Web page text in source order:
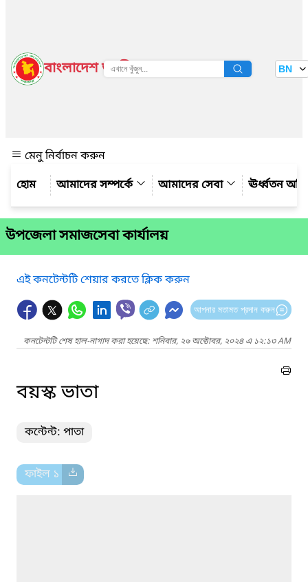
বাংলাদেশ জাতীয় তথ্য বাতায়ন BN
মেনু নির্বাচন করুন
আমাদের সম্পর্কে
আমাদের সেবা ঊর্ধ্বতন
উপজেলা সমাজসেবা কার্যালয়
এই কনটেন্টটি শেয়ার করতে ক্লিক করুন
আপনার মতামত প্রদান করুন
কনটেন্টটি শেষ হাল-নাগাদ করা হয়েছে: শনিবার, ২৬ অক্টোবর, ২০২৪ এ ১২:১৩ AM
বয়স্ক ভাতা
কন্টেন্ট: পাতা
ফাইল ১